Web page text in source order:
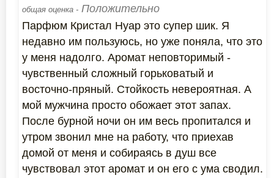
общая оценка - Положительно
Парфюм Кристал Нуар это супер шик. Я
недавно им пользуюсь, но уже поняла, что это
у меня надолго. Аромат неповторимый -
чувственный сложный горьковатый и
восточно-пряный. Стойкость невероятная. А
мой мужчина просто обожает этот запах.
После бурной ночи он им весь пропитался и
утром звонил мне на работу, что приехав
домой от меня и собираясь в душ все
чувствовал этот аромат и он его с ума сводил.